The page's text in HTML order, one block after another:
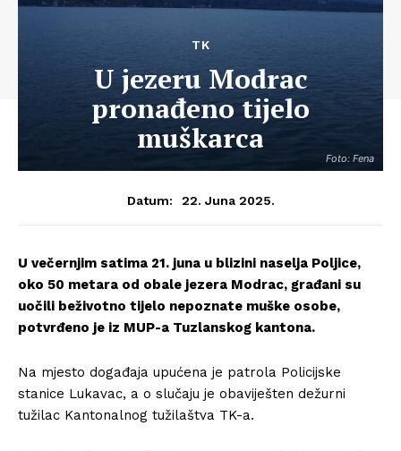
Foto: Fena
TK
U jezeru Modrac
pronađeno tijelo
muškarca
Datum: 22. Juna 2025.
U večernjim satima 21. juna u blizini naselja Poljice,
oko 50 metara od obale jezera Modrac, građani su
uočili beživotno tijelo nepoznate muške osobe,
potvrđeno je iz MUP-a Tuzlanskog kantona.
Na mjesto događaja upućena je patrola Policijske
stanice Lukavac, a o slučaju je obaviješten dežurni
tužilac Kantonalnog tužilaštva TK-a.